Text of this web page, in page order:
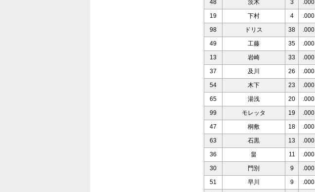
48
茨木 3 .000
19
下村 4 .000
98
ドリス 38 .000
49
工藤 35 .000
13
岩崎 33 .000
37
及川 26 .000
54
木下 23 .000
65
湯浅 20 .000
99
モレッタ 19 .000
47
桐敷 18 .000
63
石黒 13 .000
36
畠 11 .000
30
門別 9 .000
51
早川 9 .000